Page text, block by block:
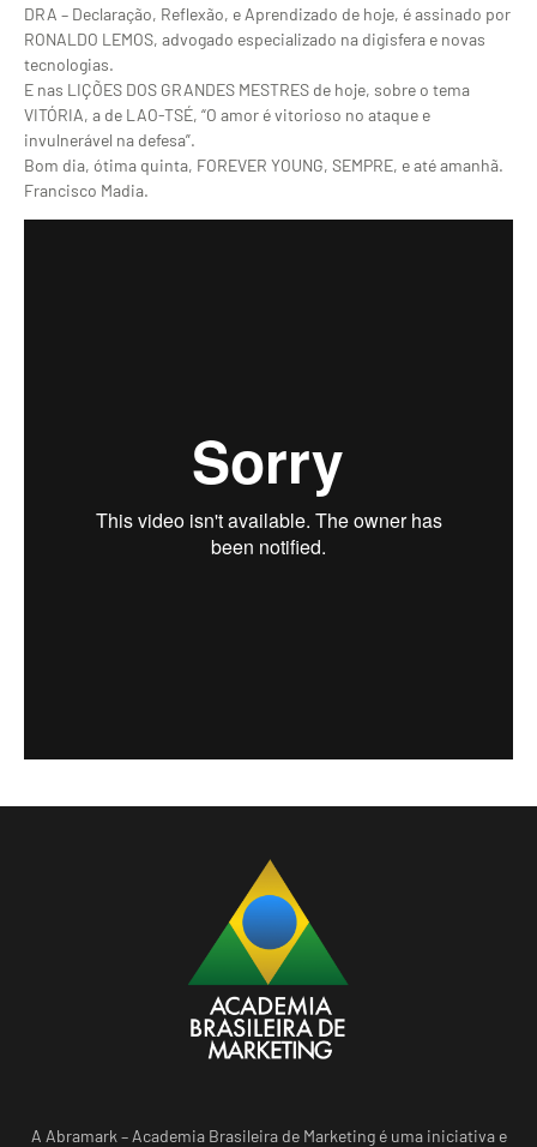
DRA – Declaração, Reflexão, e Aprendizado de hoje, é assinado por
RONALDO LEMOS, advogado especializado na digisfera e novas
tecnologias.
E nas LIÇÕES DOS GRANDES MESTRES de hoje, sobre o tema
VITÓRIA, a de LAO-TSÉ, “O amor é vitorioso no ataque e
invulnerável na defesa”.
Bom dia, ótima quinta, FOREVER YOUNG, SEMPRE, e até amanhã.
Francisco Madia.
A Abramark – Academia Brasileira de Marketing é uma iniciativa e